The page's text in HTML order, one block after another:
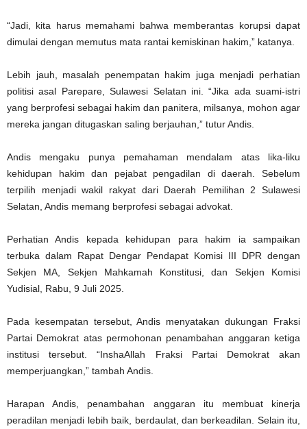
“Jadi, kita harus memahami bahwa memberantas korupsi dapat
dimulai dengan memutus mata rantai kemiskinan hakim,” katanya.
Lebih jauh, masalah penempatan hakim juga menjadi perhatian
politisi asal Parepare, Sulawesi Selatan ini. “Jika ada suami-istri
yang berprofesi sebagai hakim dan panitera, milsanya, mohon agar
mereka jangan ditugaskan saling berjauhan,” tutur Andis.
Andis mengaku punya pemahaman mendalam atas lika-liku
kehidupan hakim dan pejabat pengadilan di daerah. Sebelum
terpilih menjadi wakil rakyat dari Daerah Pemilihan 2 Sulawesi
Selatan, Andis memang berprofesi sebagai advokat.
Perhatian Andis kepada kehidupan para hakim ia sampaikan
terbuka dalam Rapat Dengar Pendapat Komisi III DPR dengan
Sekjen MA, Sekjen Mahkamah Konstitusi, dan Sekjen Komisi
Yudisial, Rabu, 9 Juli 2025.
Pada kesempatan tersebut, Andis menyatakan dukungan Fraksi
Partai Demokrat atas permohonan penambahan anggaran ketiga
institusi tersebut. “InshaAllah Fraksi Partai Demokrat akan
memperjuangkan,” tambah Andis.
Harapan Andis, penambahan anggaran itu membuat kinerja
peradilan menjadi lebih baik, berdaulat, dan berkeadilan. Selain itu,